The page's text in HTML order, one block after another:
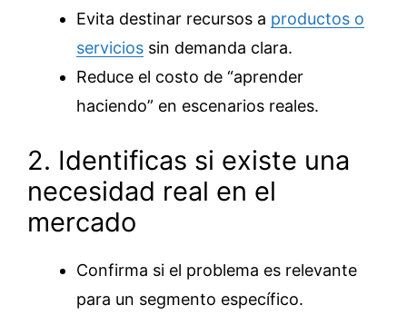
Evita destinar recursos a productos o
servicios sin demanda clara.
Reduce el costo de “aprender
haciendo” en escenarios reales.
2. Identificas si existe una
necesidad real en el
mercado
Confirma si el problema es relevante
para un segmento específico.